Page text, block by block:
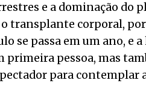
e a dominação do
o transplante corporal,
se passa em um ano, e
pessoa, mas
para contemplar